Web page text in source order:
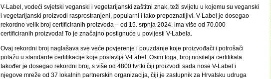
V-Label, vodeći svjetski veganski i vegetarijanski zaštitni znak, teži svijetu u kojemu su veganski
i vegetarijanski proizvodi rasprostranjeni, popularni i lako prepoznatljivi. V-Label je dosegao
rekordno velik broj certificiranih proizvoda – od 15. srpnja 2024. ima više od 70.000
certificiranih proizvoda! To je značajno postignuće u povijesti V-Labela.
Ovaj rekordni broj naglašava sve veće povjerenje i pouzdanje koje proizvođači i potrošači
polažu u standarde certifikacije koje postavlja V-Label. Osim toga, broj nositelja certifikata
također je dosegao rekordni broj, s više od 4800 tvrtki čiji proizvodi sada nose V-Label i
njegove mreže od 37 lokalnih partnerskih organizacija, čiji je zastupnik za Hrvatsku udruga